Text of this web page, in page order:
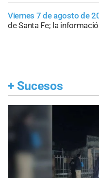
Viernes 7 de agosto de
de Santa Fe; la
+ Sucesos